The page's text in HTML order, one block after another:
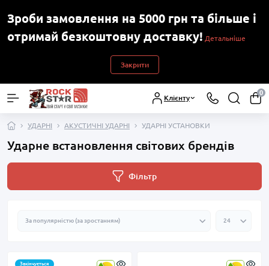
Зроби замовлення на 5000 грн та більше і
отримай безкоштовну доставку! Детальніше
Закрити
Клієнту
0
УДАРНІ АКУСТИЧНІ УДАРНІ УДАРНІ УСТАНОВКИ
Ударне встановлення світових брендів
Фільтр
Закінчується